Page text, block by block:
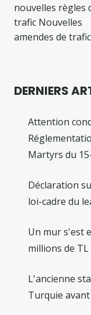
nouvelles règles
trafic Nouvelles
amendes de
DERNIERS
Attention
Martyrs du
Déclaration
loi-cadre du
Un mur s'est
millions de
L'ancienne
Turquie